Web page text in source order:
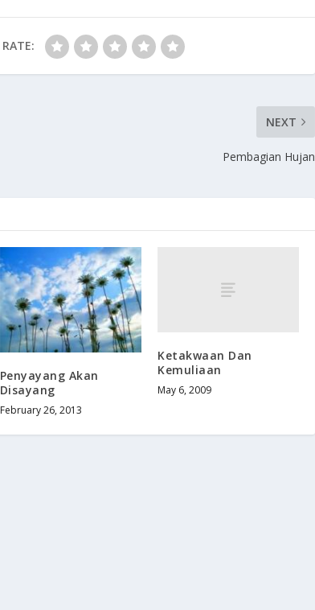
RATE:
NEXT
Pembagian Hujan
Penyayang Akan
Disayang
February 26, 2013
Ketakwaan Dan
Kemuliaan
May 6, 2009